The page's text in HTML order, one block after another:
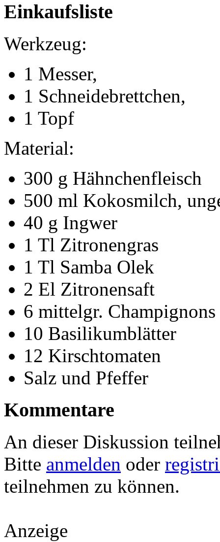
Einkaufsliste
Werkzeug:
1 Messer,
1 Schneidebrettchen,
1 Topf
Material:
300 g Hähnchenfleisch
500 ml Kokosmilch,
40 g Ingwer
1 Tl Zitronengras
1 Tl Samba Olek
2 El Zitronensaft
6 mittelgr. Champignons
10 Basilikumblätter
12 Kirschtomaten
Salz und Pfeffer
Kommentare
An dieser Diskussion
Bitte anmelden oder
teilnehmen zu können.
Anzeige